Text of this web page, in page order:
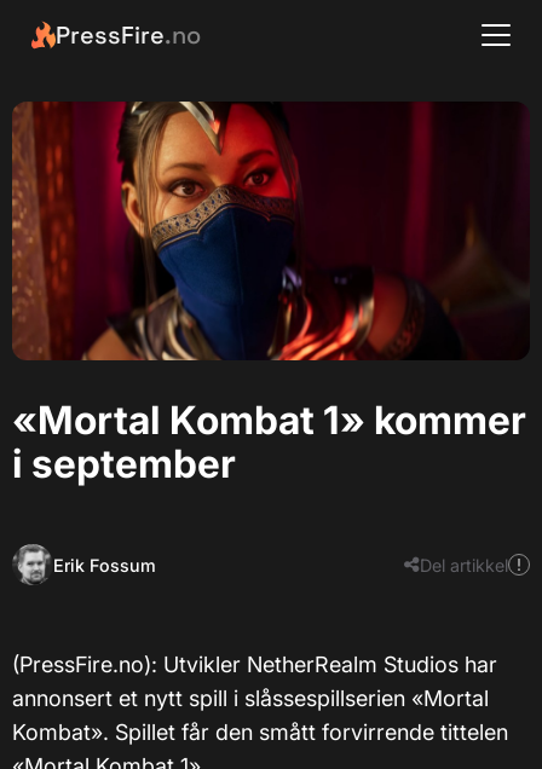
PressFire.no
«Mortal Kombat 1» kommer
i september
Erik Fossum Del artikkel
​(PressFire.no): Utvikler NetherRealm Studios har
annonsert et nytt spill i slåssespillserien «Mortal
Kombat». Spillet får den smått forvirrende tittelen